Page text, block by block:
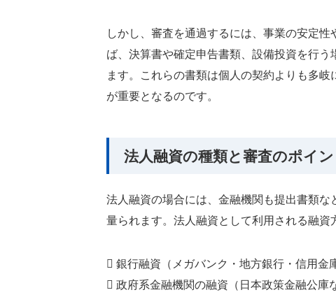
しかし、審査を通過するには、事業の安定
ば、決算書や確定申告書類、設備投資を行
ます。これらの書類は個人の契約よりも多
が重要となるのです。
法人融資の種類と審査のポイン
法人融資の場合には、金融機関も提出書類
量られます。法人融資として利用される融資
 銀行融資（メガバンク・地方銀行・信用金
 政府系金融機関の融資（日本政策金融公庫